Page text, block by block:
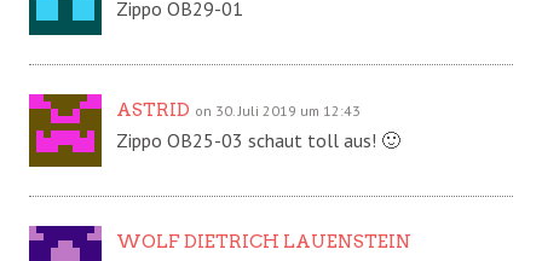
Zippo OB29-01
ASTRID on 30. Juli 2019 um 12:43
Zippo OB25-03 schaut toll aus! 🙂
WOLF DIETRICH LAUENSTEIN